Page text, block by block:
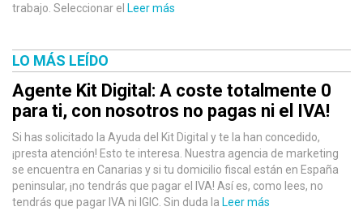
trabajo. Seleccionar el Leer más
LO MÁS LEÍDO
Agente Kit Digital: A coste totalmente 0
para ti, con nosotros no pagas ni el IVA!
Si has solicitado la Ayuda del Kit Digital y te la han concedido,
¡presta atención! Esto te interesa. Nuestra agencia de marketing
se encuentra en Canarias y si tu domicilio fiscal están en España
peninsular, ¡no tendrás que pagar el IVA! Así es, como lees, no
tendrás que pagar IVA ni IGIC. Sin duda la Leer más